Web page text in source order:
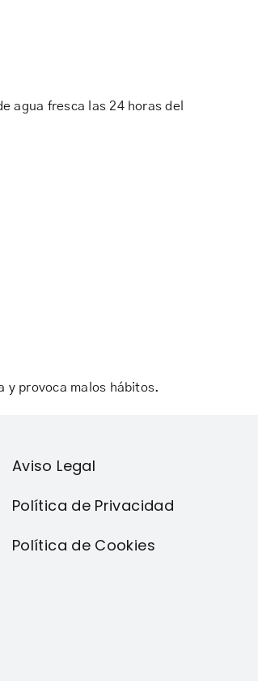
agua fresca las 24 horas del
y provoca malos hábitos.
Aviso Legal
Política de Privacidad
Política de Cookies